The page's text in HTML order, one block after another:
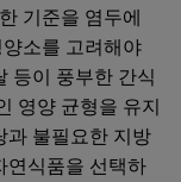
기준을 염두에
소를 고려해야
등이 풍부한 간식
영양 균형을 유지
과 불필요한 지방
연식품을 선택하